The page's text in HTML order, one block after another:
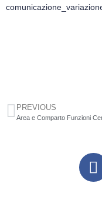
PREVIOUS